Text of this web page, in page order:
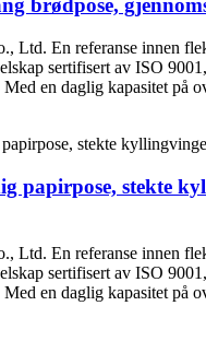
brødpose,
Ltd. En referanse innen
sertifisert av ISO
Med en daglig kapasitet
papirpose, stekte
Ltd. En referanse innen
sertifisert av ISO
Med en daglig kapasitet